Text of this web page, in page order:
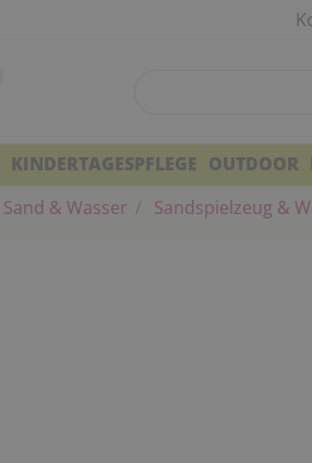
KINDERTAGESPFLEGE OUTDOOR
Sand & Wasser Sandspielzeug &